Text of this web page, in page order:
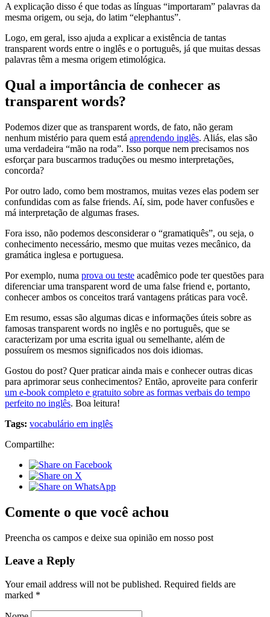
A explicação disso é que todas as línguas “importaram” palavras da
mesma origem, ou seja, do latim “elephantus”.
Logo, em geral, isso ajuda a explicar a existência de tantas
transparent words entre o inglês e o português, já que muitas dessas
palavras têm a mesma origem etimológica.
Qual a importância de conhecer as
transparent words?
Podemos dizer que as transparent words, de fato, não geram
nenhum mistério para quem está aprendendo inglês. Aliás, elas são
uma verdadeira “mão na roda”. Isso porque nem precisamos nos
esforçar para buscarmos traduções ou mesmo interpretações,
concorda?
Por outro lado, como bem mostramos, muitas vezes elas podem ser
confundidas com as false friends. Aí, sim, pode haver confusões e
má interpretação de algumas frases.
Fora isso, não podemos desconsiderar o “gramatiquês”, ou seja, o
conhecimento necessário, mesmo que muitas vezes mecânico, da
gramática inglesa e portuguesa.
Por exemplo, numa prova ou teste acadêmico pode ter questões para
diferenciar uma transparent word de uma false friend e, portanto,
conhecer ambos os conceitos trará vantagens práticas para você.
Em resumo, essas são algumas dicas e informações úteis sobre as
famosas transparent words no inglês e no português, que se
caracterizam por uma escrita igual ou semelhante, além de
possuírem os mesmos significados nos dois idiomas.
Gostou do post? Quer praticar ainda mais e conhecer outras dicas
para aprimorar seus conhecimentos? Então, aproveite para conferir
um e-book completo e gratuito sobre as formas verbais do tempo
perfeito no inglês. Boa leitura!
Tags: vocabulário em inglês
Compartilhe:
Comente o que você achou
Preencha os campos e deixe sua opinião em nosso post
Leave a Reply
Your email address will not be published. Required fields are
marked *